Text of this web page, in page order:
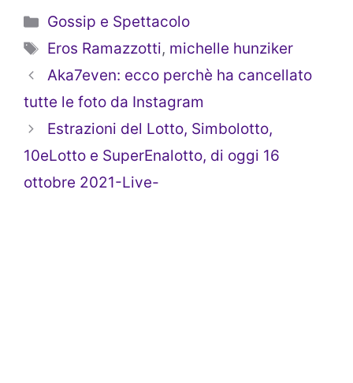
Categorie
Gossip e Spettacolo
Tag
Eros Ramazzotti, michelle hunziker
Aka7even: ecco perchè ha cancellato
tutte le foto da Instagram
Estrazioni del Lotto, Simbolotto,
10eLotto e SuperEnalotto, di oggi 16
ottobre 2021-Live-